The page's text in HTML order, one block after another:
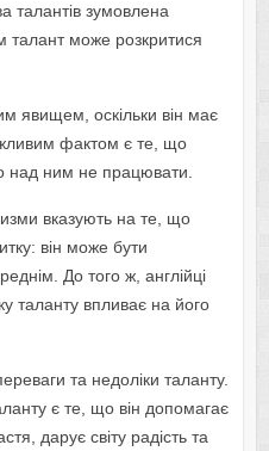
талантів зумовлена
талант може розкритися
явищем, оскільки він має
фактом є те, що
над ним не працювати.
вказують на те, що
він може бути
До того ж, англійці
таланту впливає на його
та недоліки таланту.
є те, що він допомагає
дарує світу радість та